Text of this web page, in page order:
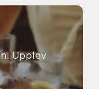
Upplev